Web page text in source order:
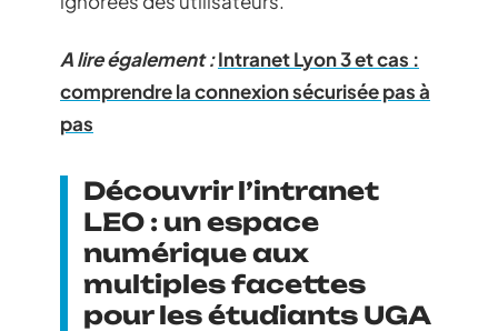
A lire également :Intranet Lyon 3 et cas :
comprendre la connexion sécurisée pas à
pas
Découvrir l’intranet
LEO : un espace
numérique aux
multiples facettes
pour les étudiants UGA